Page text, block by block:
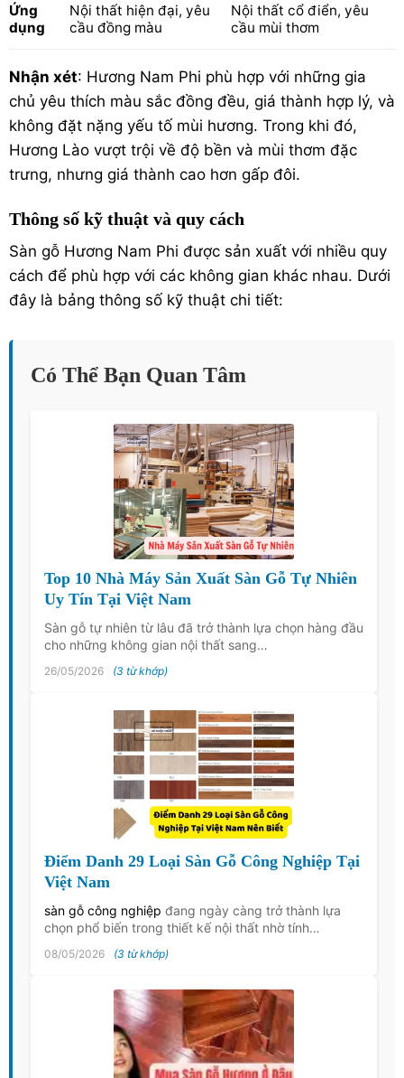
Ứng
dụng
Nội thất hiện đại, yêu
cầu đồng màu
Nội thất cổ điển, yêu
cầu mùi thơm
Nhận xét: Hương Nam Phi phù hợp với những gia
chủ yêu thích màu sắc đồng đều, giá thành hợp lý, và
không đặt nặng yếu tố mùi hương. Trong khi đó,
Hương Lào vượt trội về độ bền và mùi thơm đặc
trưng, nhưng giá thành cao hơn gấp đôi.
Thông số kỹ thuật và quy cách
Sàn gỗ Hương Nam Phi được sản xuất với nhiều quy
cách để phù hợp với các không gian khác nhau. Dưới
đây là bảng thông số kỹ thuật chi tiết:
Có Thể Bạn Quan Tâm
Top 10 Nhà Máy Sản Xuất Sàn Gỗ Tự Nhiên
Uy Tín Tại Việt Nam
Sàn gỗ tự nhiên từ lâu đã trở thành lựa chọn hàng đầu
cho những không gian nội thất sang…
26/05/2026 (3 từ khớp)
Điểm Danh 29 Loại Sàn Gỗ Công Nghiệp Tại
Việt Nam
sàn gỗ công nghiệp đang ngày càng trở thành lựa
chọn phổ biến trong thiết kế nội thất nhờ tính…
08/05/2026 (3 từ khớp)